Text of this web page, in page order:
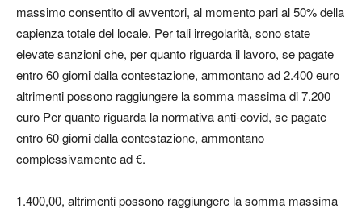
massimo consentito di avventori, al momento pari al 50% della
capienza totale del locale. Per tali irregolarità, sono state
elevate sanzioni che, per quanto riguarda il lavoro, se pagate
entro 60 giorni dalla contestazione, ammontano ad 2.400 euro
altrimenti possono raggiungere la somma massima di 7.200
euro Per quanto riguarda la normativa anti-covid, se pagate
entro 60 giorni dalla contestazione, ammontano
complessivamente ad €.
1.400,00, altrimenti possono raggiungere la somma massima